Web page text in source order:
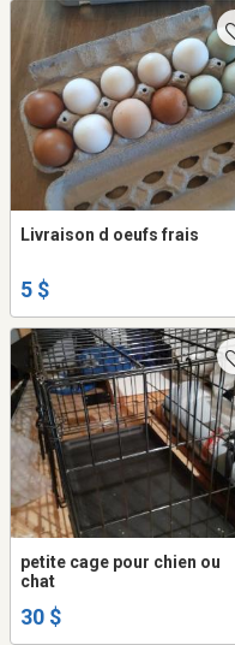
Livraison d oeufs frais
5 $
petite cage pour chien ou
chat
30 $